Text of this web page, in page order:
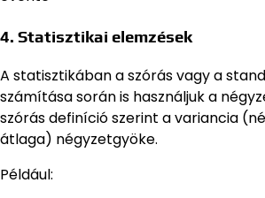
4. Statisztikai elemzések
A statisztikában a szórás vagy a
számítása során is használjuk a
szórás definíció szerint a variancia
átlaga) négyzetgyöke.
Például: